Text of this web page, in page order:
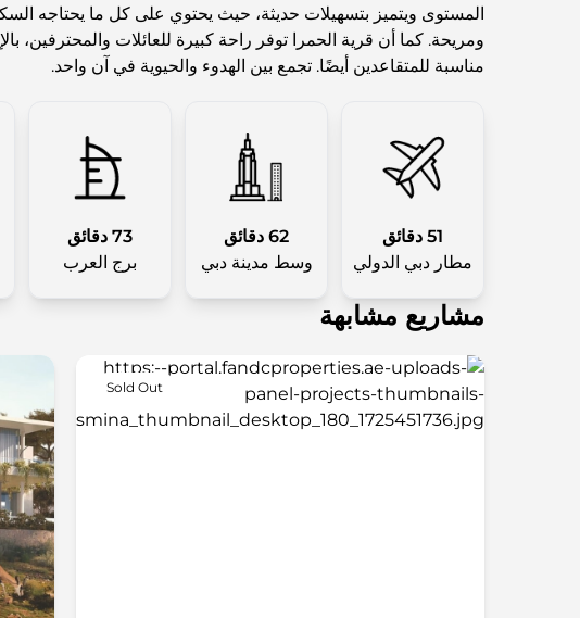
المستوى ويتميز بتسهيلات حديثة، حيث يحتوي على كل ما يحتاجه
ومريحة. كما أن قرية الحمرا توفر راحة كبيرة للعائلات والمحترفين،
مناسبة للمتقاعدين أيضًا. تجمع بين الهدوء والحيوية في آن واحد.
51 دقائق
مطار دبي الدولي
62 دقائق
وسط مدينة دبي
73 دقائق
برج العرب
مشاريع مشابهة
Sold Out